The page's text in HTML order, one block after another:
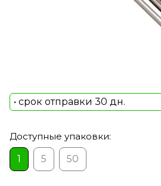
• срок отправки 30 дн.
Доступные упаковки:
1
5 50